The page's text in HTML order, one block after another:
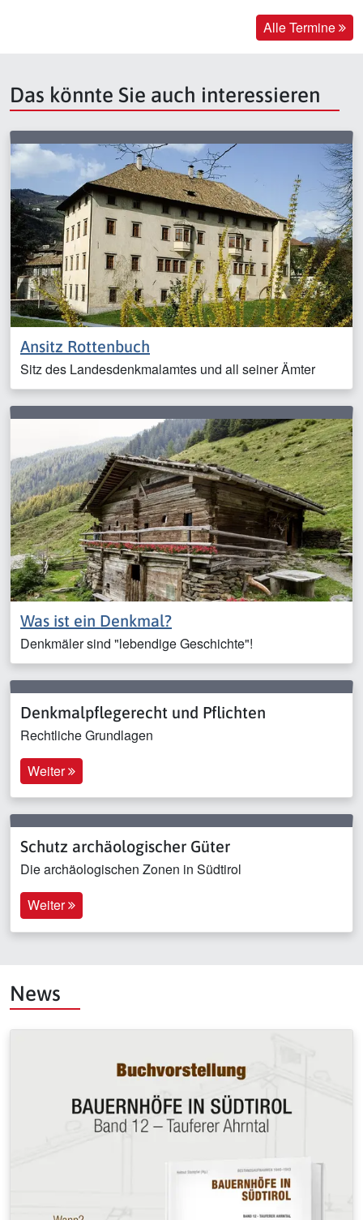
Alle Termine
Das könnte Sie auch interessieren
Ansitz Rottenbuch
Sitz des Landesdenkmalamtes und all seiner Ämter
Was ist ein Denkmal?
Denkmäler sind "lebendige Geschichte"!
Denkmalpflegerecht und Pflichten
Rechtliche Grundlagen
Weiter
Schutz archäologischer Güter
Die archäologischen Zonen in Südtirol
Weiter
News